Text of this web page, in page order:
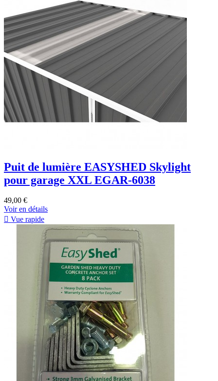
Puit de lumière EASYSHED Skylight
pour garage XXL EGAR-6038
49,00 €
Voir en détails
 Vue rapide